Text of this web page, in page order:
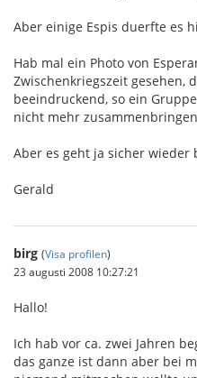
Aber einige Espis duerfte es
Hab mal ein Photo von
Zwischenkriegszeit gesehen,
beeindruckend, so ein
nicht mehr
Aber es geht ja sicher wieder
Gerald
birg (Visa profilen)
23 augusti 2008 10:27:21
Hallo!
Ich hab vor ca. zwei Jahren
das ganze ist dann aber bei